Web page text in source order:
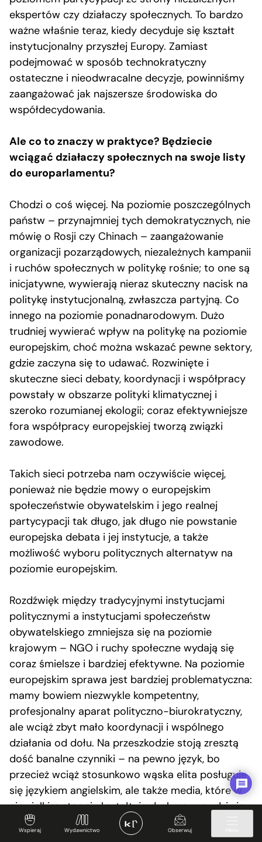
Wspieraj Wydawnictwo Obserwuj
ekspertów czy działaczy społecznych. To bardzo
ważne właśnie teraz, kiedy decyduje się kształt
instytucjonalny przyszłej Europy. Zamiast
podejmować w sposób technokratyczny
ostateczne i nieodwracalne decyzje, powinniśmy
zaangażować jak najszersze środowiska do
współdecydowania.
Ale co to znaczy w praktyce? Będziecie
wciągać działaczy społecznych na swoje listy
do europarlamentu?
Chodzi o coś więcej. Na poziomie poszczególnych
państw – przynajmniej tych demokratycznych, nie
mówię o Rosji czy Chinach – zaangażowanie
organizacji pozarządowych, niezależnych kampanii
i ruchów społecznych w politykę rośnie; to one są
inicjatywne, wywierają nieraz skuteczny nacisk na
politykę instytucjonalną, zwłaszcza partyjną. Co
innego na poziomie ponadnarodowym. Dużo
trudniej wywierać wpływ na politykę na poziomie
europejskim, choć można wskazać pewne sektory,
gdzie zaczyna się to udawać. Rozwinięte i
skuteczne sieci debaty, koordynacji i współpracy
powstały w obszarze polityki klimatycznej i
szeroko rozumianej ekologii; coraz efektywniejsze
fora współpracy europejskiej tworzą związki
zawodowe.
Takich sieci potrzeba nam oczywiście więcej,
ponieważ nie będzie mowy o europejskim
społeczeństwie obywatelskim i jego realnej
partycypacji tak długo, jak długo nie powstanie
europejska debata i jej instytucje, a także
możliwość wyboru politycznych alternatyw na
poziomie europejskim.
Rozdźwięk między tradycyjnymi instytucjami
politycznymi a instytucjami społeczeństw
obywatelskiego zmniejsza się na poziomie
krajowym – NGO i ruchy społeczne wydają się
coraz śmielsze i bardziej efektywne. Na poziomie
europejskim sprawa jest bardziej problematyczna:
mamy bowiem niezwykle kompetentny,
profesjonalny aparat polityczno-biurokratyczny,
ale wciąż zbyt mało koordynacji i wspólnego
działania od dołu. Na przeszkodzie stoją zresztą
dość banalne czynniki – na pewno język, bo
przecież wciąż stosunkowo wąska elita posługuje
się językiem angielskim, ale także media, które w
niewielkim stopniu kształtują dyskurs prawdziwie
europejski. Na szczęście widać już w internecie
inicjatywy, które próbują temu zaradzić.